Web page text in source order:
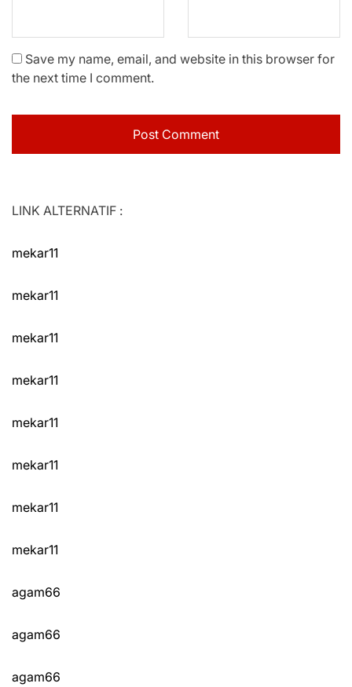
Save my name, email, and website in this browser for
the next time I comment.
LINK ALTERNATIF :
mekar11
mekar11
mekar11
mekar11
mekar11
mekar11
mekar11
mekar11
agam66
agam66
agam66